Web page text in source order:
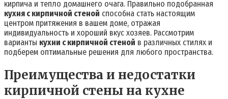
кирпича и тепло домашнего очага. Правильно подобранная
кухня с кирпичной стеной способна стать настоящим
центром притяжения в вашем доме, отражая
индивидуальность и хороший вкус хозяев. Рассмотрим
варианты кухни с кирпичной стеной в различных стилях и
подберем оптимальные решения для любого пространства.
Преимущества и недостатки
кирпичной стены на кухне